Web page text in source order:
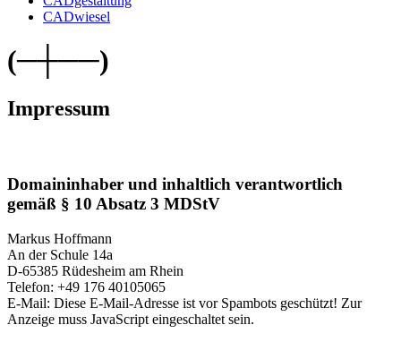
CADwiesel
(─┼──)
Impressum
Domaininhaber und inhaltlich verantwortlich
gemäß § 10 Absatz 3 MDStV
Markus Hoffmann
An der Schule 14a
D-65385 Rüdesheim am Rhein
Telefon: +49 176 40105065
E-Mail: Diese E-Mail-Adresse ist vor Spambots geschützt! Zur
Anzeige muss JavaScript eingeschaltet sein.